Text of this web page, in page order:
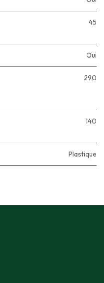
45
Oui
290
140
Plastique